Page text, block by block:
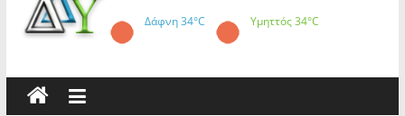
Δάφνη34°C Υμηττός34°C